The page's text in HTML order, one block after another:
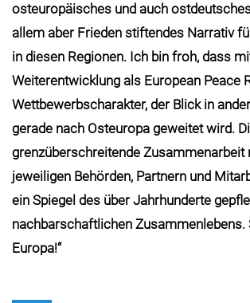
osteuropäisches und auch
allem aber Frieden stiftendes Narrativ
in diesen Regionen. Ich bin froh, dass
Weiterentwicklung als European Peace
Wettbewerbscharakter, der Blick in
gerade nach Osteuropa geweitet wird.
grenzüberschreitende Zusammenarbeit
jeweiligen Behörden, Partnern und
ein Spiegel des über Jahrhunderte
nachbarschaftlichen Zusammenlebens.
Europa!“